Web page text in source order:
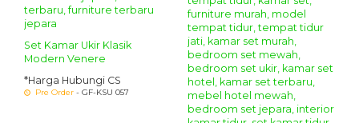
Set Kamar Ukir Klasik
Modern Venere
*Harga Hubungi CS
Pre Order - GF-KSU 057